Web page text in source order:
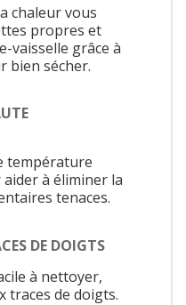
chaleur vous
propres et
vaisselle grâce à
bien sécher.
température
à éliminer la
tenaces.
DE DOIGTS
à nettoyer,
traces de doigts.